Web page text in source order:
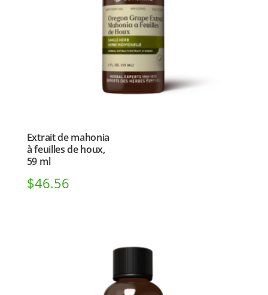
Extrait de mahonia
à feuilles de houx,
59 ml
$46.56